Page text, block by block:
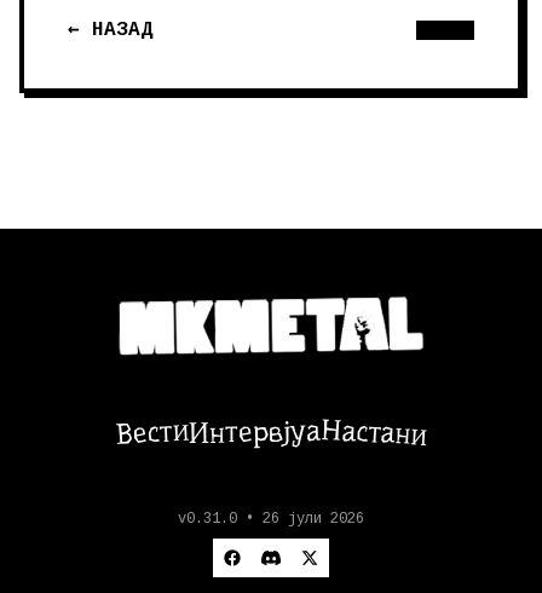
← НАЗАД
ВестиИнтервјуаНастани
v0.31.0 • 26 јули 2026